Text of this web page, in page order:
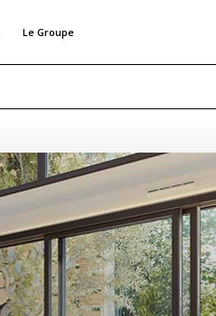
Le Groupe